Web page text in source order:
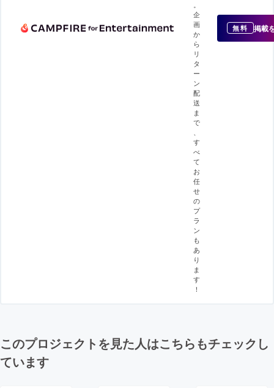
企
画
か
ら
リ
タ
ー
ン
配
送
ま
で
す
べ
て
お
任
せ
の
プ
ラ
ン
も
あ
り
ま
す
！
無料 掲載
このプロジェクトを見た人はこちらもチェックし
ています